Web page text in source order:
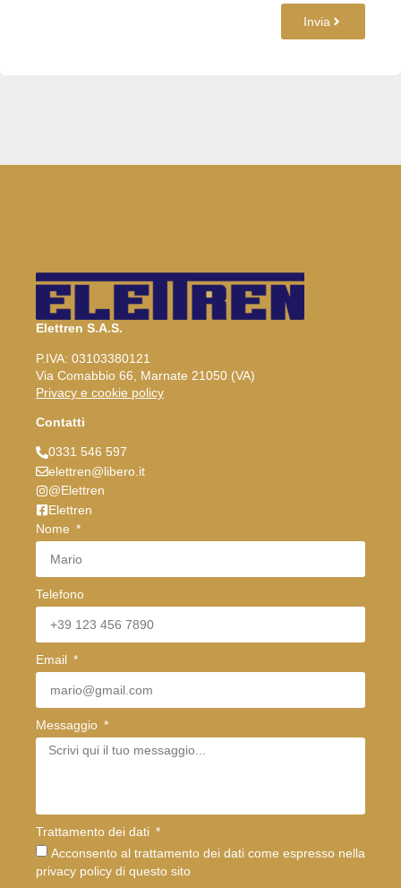
Invia
Elettren S.A.S.
P.IVA: 03103380121
Via Comabbio 66, Marnate 21050 (VA)
Privacy e cookie policy
Contatti
0331 546 597
elettren@libero.it
@Elettren
Elettren
Nome
Telefono
Email
Messaggio
Trattamento dei dati
Acconsento al trattamento dei dati come espresso nella
privacy policy di questo sito